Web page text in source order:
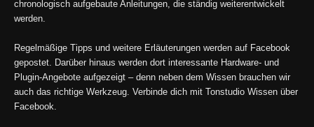
chronologisch aufgebaute Anleitungen, die ständig weiterentwickelt
werden.
Regelmäßige Tipps und weitere Erläuterungen werden auf Facebook
gepostet. Darüber hinaus werden dort interessante Hardware- und
Plugin-Angebote aufgezeigt – denn neben dem Wissen brauchen wir
auch das richtige Werkzeug. Verbinde dich mit Tonstudio Wissen über
Facebook.